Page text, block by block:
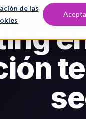
de las
ESTRATEGIAS DE